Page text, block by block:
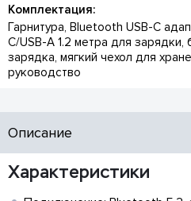
Комплектация:
Гарнитура, Bluetooth USB-C
C/USB-A 1.2 метра для
зарядка, мягкий чехол для
руководство
Описание
Характеристики